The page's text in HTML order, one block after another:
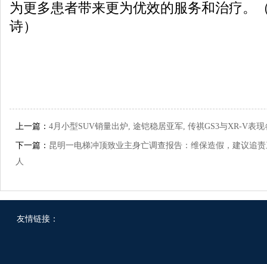
为更多患者带来更为优效的服务和治疗。
诗）
上一篇： 4月小型SUV销量出炉, 途铠稳居亚军, 传祺GS3与XR-V表现
下一篇： 昆明一电梯冲顶致业主身亡调查报告：维保造假，建议追
人
友情链接：